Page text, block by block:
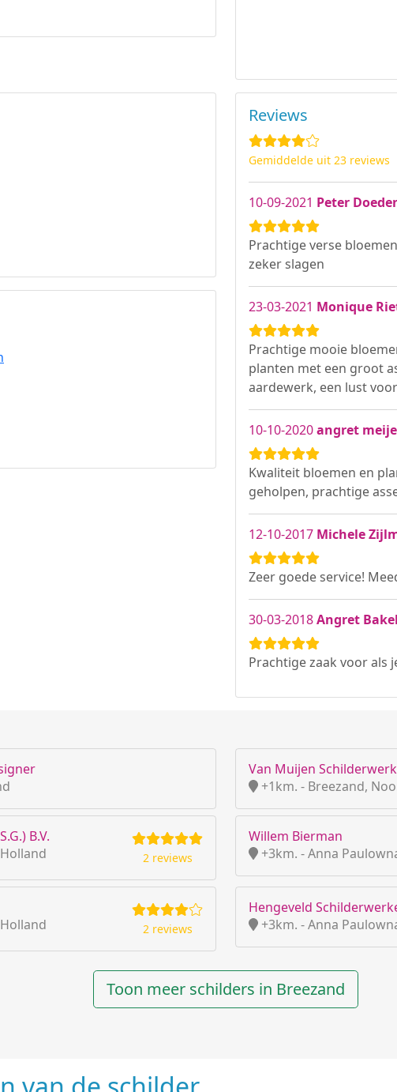
Reviews
Gemiddelde uit 23 reviews
10-09-2021 Peter
Prachtige verse
zeker slagen
23-03-2021 Monique
Prachtige mooie
planten met een groot
aardewerk, een lust
10-10-2020angret
Kwaliteit bloemen en
geholpen, prachtige
12-10-2017 Michele
Zeer goede service!
30-03-2018Angret
Prachtige zaak voor als
Van Muijen
+1km. - Breezand,
B.V.
2 reviews
Willem Bierman
+3km. - Anna
2 reviews
Hengeveld
+3km. - Anna
Toon meer schilders in Breezand